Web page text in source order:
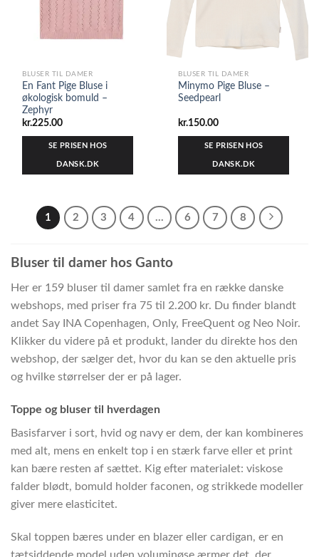
BLUSER TIL DAMER
En Fant Pige Bluse i
økologisk bomuld –
Zephyr
kr.225.00
SE PRISEN HOS
DANSK.DK
BLUSER TIL DAMER
Minymo Pige Bluse –
Seedpearl
kr.150.00
SE PRISEN HOS
DANSK.DK
1 2 3 4 … 6 7 8
Bluser til damer hos Ganto
Her er 159 bluser til damer samlet fra en række danske
webshops, med priser fra 75 til 2.200 kr. Du finder blandt
andet Say INA Copenhagen, Only, FreeQuent og Neo Noir.
Klikker du videre på et produkt, lander du direkte hos den
webshop, der sælger det, hvor du kan se den aktuelle pris
og hvilke størrelser der er på lager.
Toppe og bluser til hverdagen
Basisfarver i sort, hvid og navy er dem, der kan kombineres
med alt, mens en enkelt top i en stærk farve eller et print
kan bære resten af sættet. Kig efter materialet: viskose
falder blødt, bomuld holder faconen, og strikkede modeller
giver mere elasticitet.
Skal toppen bæres under en blazer eller cardigan, er en
tætsiddende model uden voluminøse ærmer det, der